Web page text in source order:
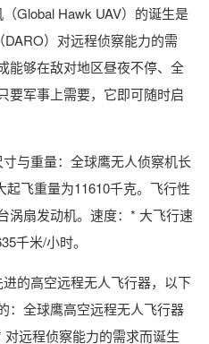
Global Hawk UAV）的诞生是
）对远程侦察能力的需
能够在敌对地区昼夜不停、全
要军事上需要，它即可随时启
与重量：全球鹰无人侦察机长
飞重量为11610千克。飞行性
涡扇发动机。速度：* 大飞行速
千米/小时。
的高空远程无人飞行器，以下
：全球鹰高空远程无人飞行器
远程侦察能力的需求而诞生